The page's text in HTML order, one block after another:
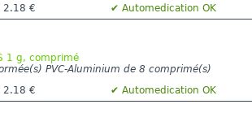
2.18 € ✔ Automedication OK
1 g, comprimé
PVC-Aluminium de 8 comprimé(s)
2.18 € ✔ Automedication OK